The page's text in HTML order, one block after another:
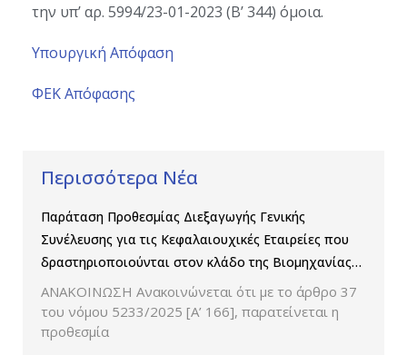
την υπ’ αρ. 5994/23-01-2023 (Β’ 344) όμοια.
Υπουργική Απόφαση
ΦΕΚ Απόφασης
Περισσότερα Νέα
Παράταση Προθεσμίας Διεξαγωγής Γενικής
Συνέλευσης για τις Κεφαλαιουχικές Εταιρείες που
δραστηριοποιούνται στον κλάδο της Βιομηχανίας
Παραγωγής και Εμπορίας Φαρμάκων
ΑΝΑΚΟΙΝΩΣΗ Ανακοινώνεται ότι με το άρθρο 37
του νόμου 5233/2025 [Α’ 166], παρατείνεται η
προθεσμία